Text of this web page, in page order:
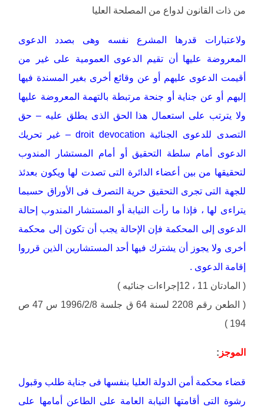
من ذات القانون لدواع من المصلحة العليا
ولاعتبارات قدرها المشرع نفسه وهى بصدد الدعوى
المعروضة عليها أن تقيم الدعوى العمومية على غير من
أقيمت الدعوى عليهم أو عن وقائع أخرى بغير المسندة فيها
إليهم أو عن جناية أو جنحة مرتبطة بالتهمة المعروضة عليها
ولا يترتب على استعمال هذا الحق الذى يطلق عليه – حق
التصدى للدعوى الجنائية droit devocation – غير تحريك
الدعوى أمام سلطة التحقيق أو أمام المستشار المندوب
لتحقيقها من بين أعضاء الدائرة التى تصدت لها ويكون بعدئذ
للجهة التى تجرى التحقيق حرية التصرف فى الأوراق حسبما
يتراءى لها ، فإذا ما رأت النيابة أو المستشار المندوب إحالة
الدعوى إلى المحكمة فإن الإحالة يجب أن تكون إلى محكمة
أخرى ولا يجوز أن يشترك فيها أحد المستشارين الذين قرروا
إقامة الدعوى .
( المادتان 11 ، 12إجراءات جنائيه )
( الطعن رقم 2208 لسنة 64 ق جلسة 1996/2/8 س 47 ص
194 )
الموجز :
قضاء محكمة أمن الدولة العليا بنفسها فى جناية طلب وقبول
رشوة التى أقامتها النيابة العامة على الطاعن أمامها على